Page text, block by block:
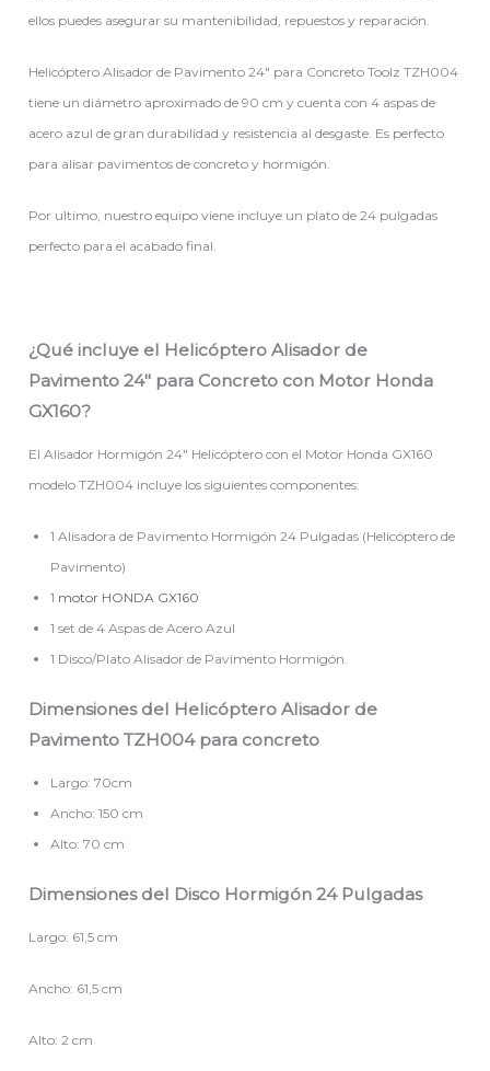
ellos puedes asegurar su mantenibilidad, repuestos y reparación.
Helicóptero Alisador de Pavimento 24″ para Concreto Toolz TZH004
tiene un diámetro aproximado de 90 cm y cuenta con 4 aspas de
acero azul de gran durabilidad y resistencia al desgaste. Es perfecto
para alisar pavimentos de concreto y hormigón.
Por ultimo, nuestro equipo viene incluye un plato de 24 pulgadas
perfecto para el acabado final.
¿Qué incluye el Helicóptero Alisador de
Pavimento 24″ para Concreto con Motor Honda
GX160?
El Alisador Hormigón 24″ Helicóptero con el Motor Honda GX160
modelo TZH004 incluye los siguientes componentes:
1 Alisadora de Pavimento Hormigón 24 Pulgadas (Helicóptero de
Pavimento)
1 motor HONDA GX160
1 set de 4 Aspas de Acero Azul
1 Disco/Plato Alisador de Pavimento Hormigón.
Dimensiones del Helicóptero Alisador de
Pavimento TZH004 para concreto
Largo: 70cm
Ancho: 150 cm
Alto: 70 cm
Dimensiones del Disco Hormigón 24 Pulgadas
Largo: 61,5 cm
Ancho: 61,5 cm
Alto: 2 cm